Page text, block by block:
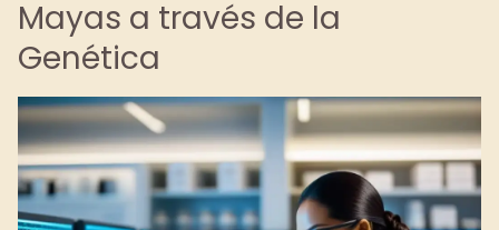
Mayas a través de la
Genética